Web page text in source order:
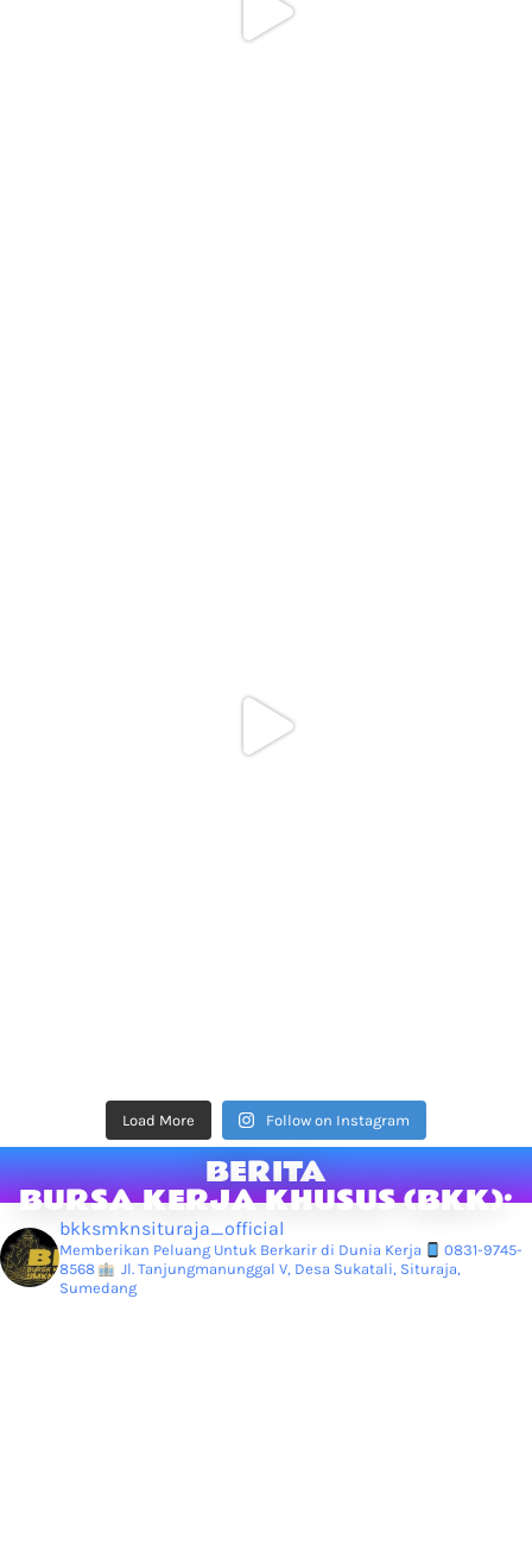
Load More Follow on Instagram
BERITA
BURSA KERJA KHUSUS (BKK):
bkksmknsituraja_official
Memberikan Peluang Untuk Berkarir di Dunia Kerja
0831-9745-
8568
Jl. Tanjungmanunggal V, Desa Sukatali, Situraja,
Sumedang